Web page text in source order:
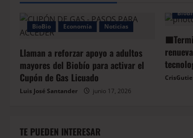
BioBio Economía Noticias
Llaman a reforzar apoyo a adultos
mayores del Biobío para activar el
Cupón de Gas Licuado
Luis José Santander junio 17, 2026
CrisGutie
TE PUEDEN INTERESAR